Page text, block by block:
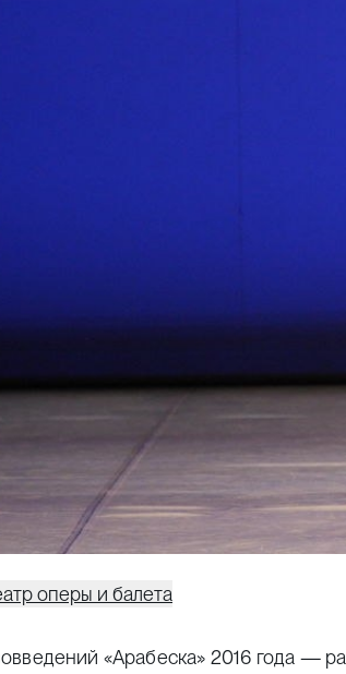
оперы и балета
«Арабеска» 2016 года —